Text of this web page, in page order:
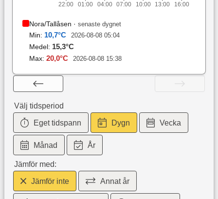
22:00 01:00 04:00 07:00 10:00 13:00 16:00
Nora/Tallåsen · senaste dygnet
Min: 10,7°C 2026-08-08 05:04
Medel: 15,3°C
Max: 20,0°C 2026-08-08 15:38
Välj tidsperiod
Eget tidspann Dygn Vecka
Månad År
Jämför med:
Jämför inte Annat år